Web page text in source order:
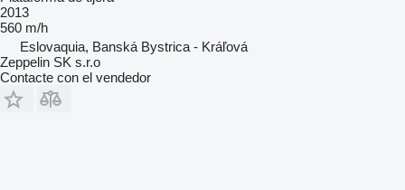
2013
560 m/h
Eslovaquia, Banská Bystrica - Kráľová
Zeppelin SK s.r.o
Contacte con el vendedor